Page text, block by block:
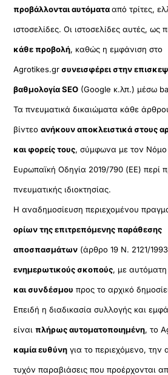
προβάλλονται αυτόματααπό τρίτες,
ιστοσελίδες. Οι ιστοσελίδες αυτές, ως
κάθε προβολή, καθώς η εμφάνιση στο
Agrotikes.grσυνεισφέρει στην
βαθμολογία SEO (Google κ.λπ.) μέσω
Τα πνευματικά δικαιώματα κάθε
βίντεοανήκουν αποκλειστικά στους
και φορείς τους, σύμφωνα με τον Νόμο
Ευρωπαϊκή Οδηγία 2019/790 (ΕΕ) περί
πνευματικής ιδιοκτησίας.
Η αναδημοσίευση περιεχομένου
ορίων της επιτρεπόμενης παράθεσης
αποσπασμάτων (άρθρο 19 Ν. 2121/
ενημερωτικούς σκοπούς, με
και συνδέσμου προς το αρχικό
Επειδή η διαδικασία συλλογής και
είναιπλήρως αυτοματοποιημένη, το
καμία ευθύνη για το περιεχόμενο, την
τυχόν παραβιάσεις που προέρχονται